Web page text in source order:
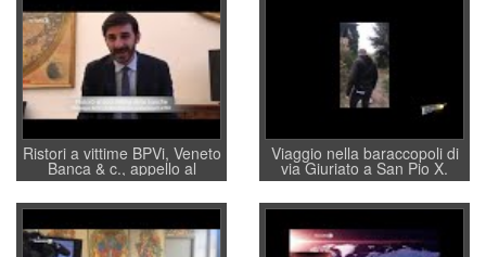
Ristori a vittime BPVi, Veneto
Banca & c., appello al
sottosegretario Alessio
Villarosa: per mettere ordine
convochi con Di Maio CNCU
a supporto della cabina di
regia al Mef
Viaggio nella baraccopoli di
via Giuriato a San Pio X.
Vicenza ai Vicentini: “faremo
un regalo di Natale ai
residenti”